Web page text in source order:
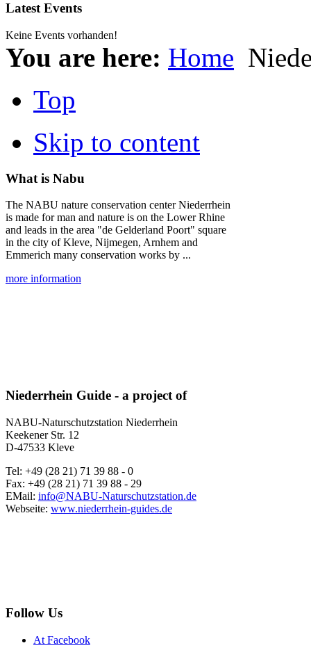
Latest Events
Keine Events vorhanden!
You are here: Home
Top
Skip to content
What is Nabu
The NABU nature conservation center Niederrhein
is made for man and nature is on the Lower Rhine
and leads in the area "de Gelderland Poort" square
in the city of Kleve, Nijmegen, Arnhem and
Emmerich many conservation works by ...
more information
Niederrhein Guide - a project of
NABU-Naturschutzstation Niederrhein
Keekener Str. 12
D-47533 Kleve
Tel: +49 (28 21) 71 39 88 - 0
Fax: +49 (28 21) 71 39 88 - 29
EMail: info@NABU-Naturschutzstation.de
Webseite: www.niederrhein-guides.de
Follow Us
At Facebook